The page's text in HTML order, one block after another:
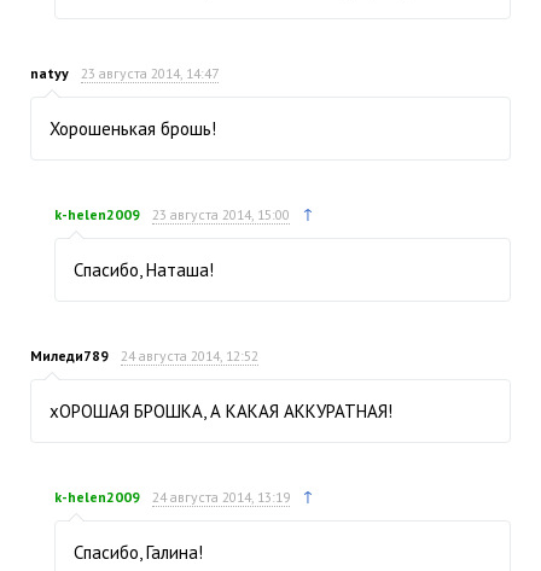
natyy 23 августа 2014, 14:47
Хорошенькая брошь!
k-helen2009 23 августа 2014, 15:00 ↑
Спасибо, Наташа!
Миледи789 24 августа 2014, 12:52
хОРОШАЯ БРОШКА, А КАКАЯ АККУРАТНАЯ!
k-helen2009 24 августа 2014, 13:19 ↑
Спасибо, Галина!